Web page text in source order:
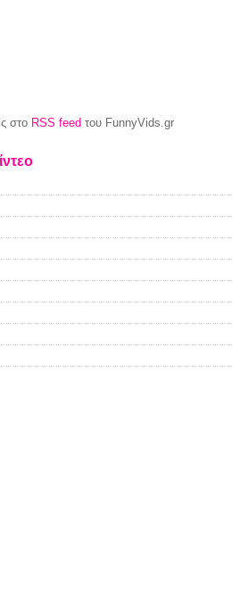
στο RSS feed του FunnyVids.gr